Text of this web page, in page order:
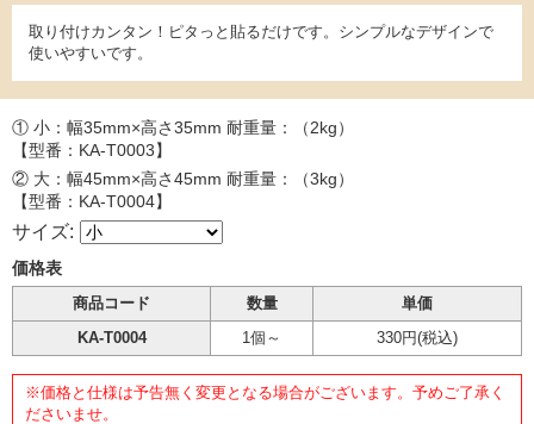
取り付けカンタン！ピタっと貼るだけです。シンプルなデザインで
使いやすいです。
① 小：幅35mm×高さ35mm 耐重量：（2kg）
【型番：KA-T0003】
② 大：幅45mm×高さ45mm 耐重量：（3kg）
【型番：KA-T0004】
サイズ:
価格表
商品コード 数量
単価
KA-T0004
1個～ 330円(税込)
※価格と仕様は予告無く変更となる場合がございます。予めご了承く
ださいませ。